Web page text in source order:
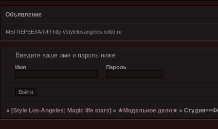
Объявление
МЫ ПЕРЕЕХАЛИ!! http://stylelosangeles.rolbb.ru
Введите ваше имя и пароль ниже
Имя Пароль
»[Style Los-Angeles; Magic life stars] »★Модельное дело★ »